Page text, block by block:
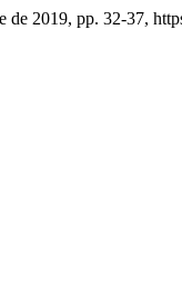
de 2019, pp. 32-37,